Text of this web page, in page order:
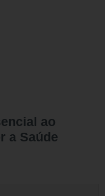
ao
a Saúde